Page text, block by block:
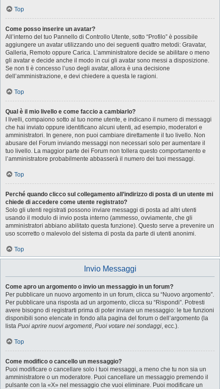
Top
Come posso inserire un avatar?
All’interno del tuo Pannello di Controllo Utente, sotto “Profilo” è possibile
aggiungere un avatar utilizzando uno dei seguenti quattro metodi: Gravatar,
Galleria, Remoto oppure Carica. L’amministratore decide se abilitare o meno
gli avatar e decide anche il modo in cui gli avatar sono messi a disposizione.
Se non ti è concesso l’uso degli avatar, allora è una decisione
dell’amministrazione, e devi chiedere a questa le ragioni.
Top
Qual è il mio livello e come faccio a cambiarlo?
I livelli, compaiono sotto al tuo nome utente, e indicano il numero di messaggi
che hai inviato oppure identificano alcuni utenti, ad esempio, moderatori e
amministratori. In genere, non puoi cambiare direttamente il tuo livello. Non
abusare del Forum inviando messaggi non necessari solo per aumentare il
tuo livello. La maggior parte dei Forum non tollera questo comportamento e
l’amministratore probabilmente abbasserà il numero dei tuoi messaggi.
Top
Perché quando clicco sul collegamento all’indirizzo di posta di un utente mi
chiede di accedere come utente registrato?
Solo gli utenti registrati possono inviare messaggi di posta ad altri utenti
usando il modulo di invio posta interno (ammesso, ovviamente, che gli
amministratori abbiano abilitato questa funzione). Questo serve a prevenire un
uso scorretto o malevolo del sistema di posta da parte di utenti anonimi.
Top
Invio Messaggi
Come apro un argomento o invio un messaggio in un forum?
Per pubblicare un nuovo argomento in un forum, clicca su “Nuovo argomento”.
Per pubblicare una risposta ad un argomento, clicca su “Rispondi”. Potresti
avere bisogno di registrarti prima di poter inviare un messaggio: le tue funzioni
disponibili sono elencate in fondo alla pagina del forum o dell’argomento (la
lista Puoi aprire nuovi argomenti, Puoi votare nei sondaggi, ecc.).
Top
Come modifico o cancello un messaggio?
Puoi modificare o cancellare solo i tuoi messaggi, a meno che tu non sia un
amministratore o un moderatore. Puoi cancellare un messaggio premendo il
pulsante con la «X» nel messaggio che vuoi eliminare. Puoi modificare un